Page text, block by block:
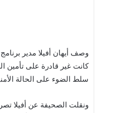
وصف أيهان أفيلا مدير
كانت غير قادرة على تأمين
سلط الضوء على الحالة
ونقلت الصحيفة عن أفيلا